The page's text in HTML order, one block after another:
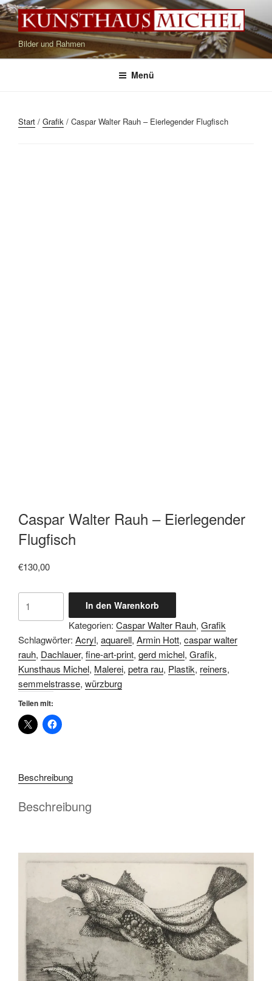
Zum
Inhalt
springen
Bilder und Rahmen
Menü
Start / Grafik / Caspar Walter Rauh – Eierlegender Flugfisch
Caspar Walter Rauh – Eierlegender
Flugfisch
€130,00
Walter
-
Eierlegender
Flugfisch
Menge
In den Warenkorb
Kategorien: Caspar Walter Rauh, Grafik
Schlagwörter: Acryl, aquarell, Armin Hott, caspar walter
rauh, Dachlauer, fine-art-print, gerd michel, Grafik,
Kunsthaus Michel, Malerei, petra rau, Plastik, reiners,
semmelstrasse, würzburg
Teilen mit:
Beschreibung
Beschreibung